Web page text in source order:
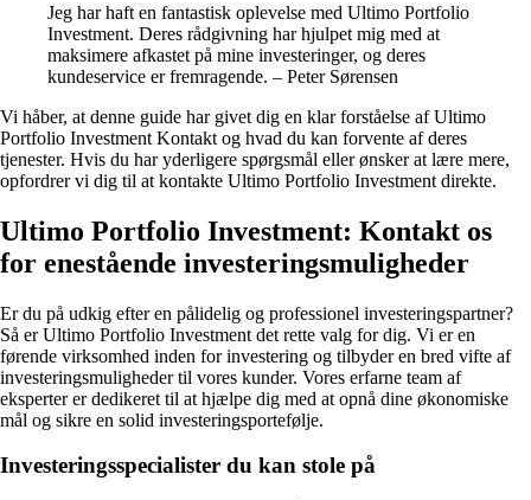
Jeg har haft en fantastisk oplevelse med Ultimo Portfolio
Investment. Deres rådgivning har hjulpet mig med at
maksimere afkastet på mine investeringer, og deres
kundeservice er fremragende. – Peter Sørensen
Vi håber, at denne guide har givet dig en klar forståelse af Ultimo
Portfolio Investment Kontakt og hvad du kan forvente af deres
tjenester. Hvis du har yderligere spørgsmål eller ønsker at lære mere,
opfordrer vi dig til at kontakte Ultimo Portfolio Investment direkte.
Ultimo Portfolio Investment: Kontakt os
for enestående investeringsmuligheder
Er du på udkig efter en pålidelig og professionel investeringspartner?
Så er Ultimo Portfolio Investment det rette valg for dig. Vi er en
førende virksomhed inden for investering og tilbyder en bred vifte af
investeringsmuligheder til vores kunder. Vores erfarne team af
eksperter er dedikeret til at hjælpe dig med at opnå dine økonomiske
mål og sikre en solid investeringsportefølje.
Investeringsspecialister du kan stole på